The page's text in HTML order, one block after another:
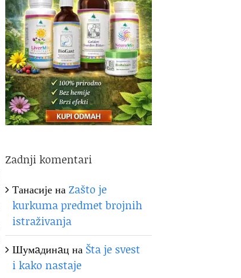
Zadnji komentari
ТанасијенаZašto je
kurkuma predmet brojnih
istraživanja
Шумaдинaцна Šta je svest
i kako nastaje